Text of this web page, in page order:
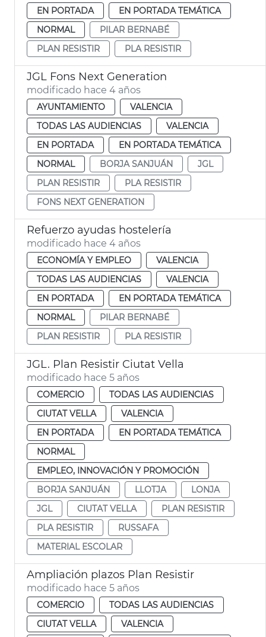
EN PORTADA
EN PORTADA TEMÁTICA
NORMAL
PILAR BERNABÉ
PLAN RESISTIR
PLA RESISTIR
JGL Fons Next Generation
modificado hace 4 años
AYUNTAMIENTO
VALENCIA
TODAS LAS AUDIENCIAS
VALENCIA
EN PORTADA
EN PORTADA TEMÁTICA
NORMAL
BORJA SANJUÁN
JGL
PLAN RESISTIR
PLA RESISTIR
FONS NEXT GENERATION
Refuerzo ayudas hostelería
modificado hace 4 años
ECONOMÍA Y EMPLEO
VALENCIA
TODAS LAS AUDIENCIAS
VALENCIA
EN PORTADA
EN PORTADA TEMÁTICA
NORMAL
PILAR BERNABÉ
PLAN RESISTIR
PLA RESISTIR
JGL. Plan Resistir Ciutat Vella
modificado hace 5 años
COMERCIO
TODAS LAS AUDIENCIAS
CIUTAT VELLA
VALENCIA
EN PORTADA
EN PORTADA TEMÁTICA
NORMAL
EMPLEO, INNOVACIÓN Y PROMOCIÓN
BORJA SANJUÁN
LLOTJA
LONJA
JGL
CIUTAT VELLA
PLAN RESISTIR
PLA RESISTIR
RUSSAFA
MATERIAL ESCOLAR
Ampliación plazos Plan Resistir
modificado hace 5 años
COMERCIO
TODAS LAS AUDIENCIAS
CIUTAT VELLA
VALENCIA